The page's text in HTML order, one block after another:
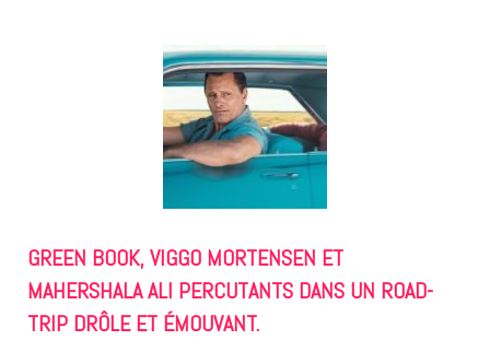
GREEN BOOK, VIGGO MORTENSEN ET
MAHERSHALA ALI PERCUTANTS DANS UN ROAD-
TRIP DRÔLE ET ÉMOUVANT.